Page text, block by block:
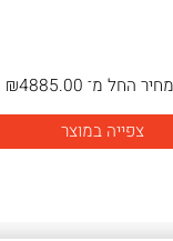
מחיר החל מ־ ₪4885.00
צפייה במוצר